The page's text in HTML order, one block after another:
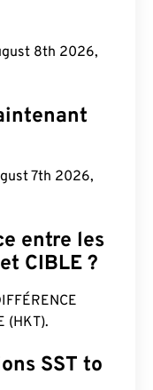
8th 2026,
7th 2026,
entre les
CIBLE ?
(HKT).
SST to